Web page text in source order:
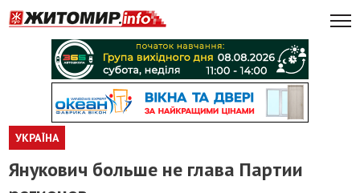
УКРАЇНА
Янукович больше не глава Партии